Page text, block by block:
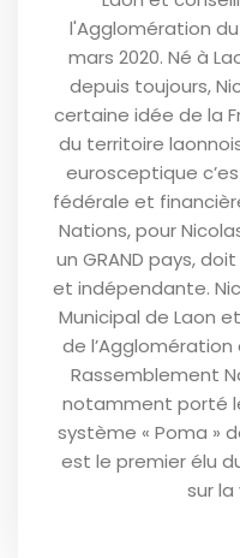
l'Agglomération du
mars 2020. Né à
depuis toujours,
certaine idée de la
du territoire
eurosceptique
fédérale et
Nations, pour
un GRAND pays,
et indépendante.
Municipal de Laon
de
Rassemblement
notamment porté
système « Poma »
est le premier élu
sur la